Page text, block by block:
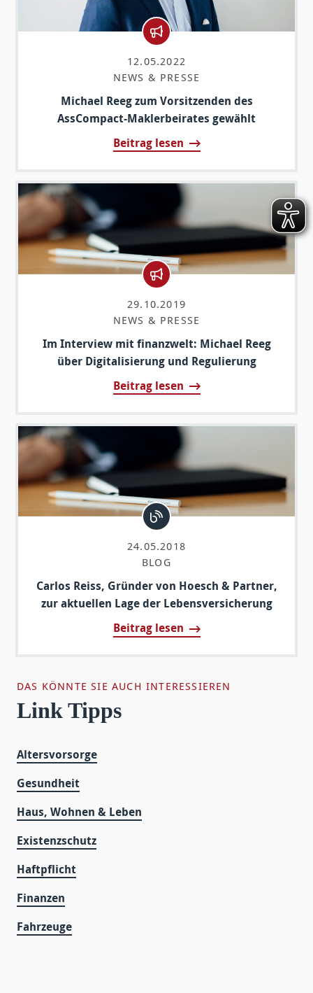
12.05.2022
NEWS & PRESSE
Michael Reeg zum Vorsitzenden des
AssCompact-Maklerbeirates gewählt
Beitrag lesen
29.10.2019
NEWS & PRESSE
Im Interview mit finanzwelt: Michael Reeg
über Digitalisierung und Regulierung
Beitrag lesen
24.05.2018
BLOG
Carlos Reiss, Gründer von Hoesch & Partner,
zur aktuellen Lage der Lebensversicherung
Beitrag lesen
DAS KÖNNTE SIE AUCH INTERESSIEREN
Link Tipps
Altersvorsorge
Gesundheit
Haus, Wohnen & Leben
Existenzschutz
Haftpflicht
Finanzen
Fahrzeuge